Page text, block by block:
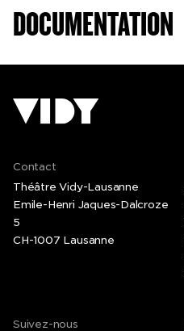
DOCUMENTATION
Contact
Théâtre Vidy-Lausanne
Emile-Henri Jaques-Dalcroze
5
CH-1007 Lausanne
Suivez-nous